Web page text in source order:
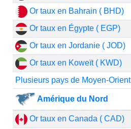
Or taux en Bahrain ( BHD)
Or taux en Égypte ( EGP)
Or taux en Jordanie ( JOD)
Or taux en Koweït ( KWD)
Plusieurs pays de Moyen-Orient
Amérique du Nord
Or taux en Canada ( CAD)